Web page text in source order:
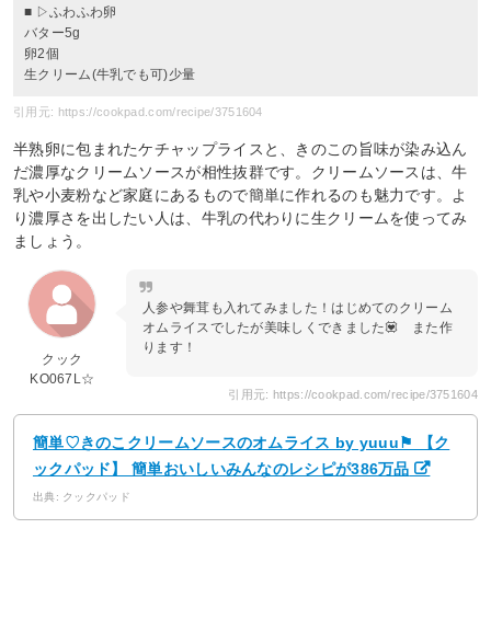
■ ▷ふわふわ卵
バター5g
卵2個
生クリーム(牛乳でも可)少量
引用元: https://cookpad.com/recipe/3751604
半熟卵に包まれたケチャップライスと、きのこの旨味が染み込ん
だ濃厚なクリームソースが相性抜群です。クリームソースは、牛
乳や小麦粉など家庭にあるもので簡単に作れるのも魅力です。よ
り濃厚さを出したい人は、牛乳の代わりに生クリームを使ってみ
ましょう。
クック
KO067L☆
人参や舞茸も入れてみました！はじめてのクリーム
オムライスでしたが美味しくできました💟 また作
ります！
引用元: https://cookpad.com/recipe/3751604
簡単♡きのこクリームソースのオムライス by yuuu⚑ 【ク
ックパッド】 簡単おいしいみんなのレシピが386万品
出典: クックパッド